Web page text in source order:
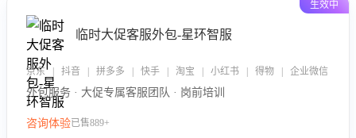
生效中
临时大促客服外包-星环智服
京东 | 抖音 | 拼多多 | 快手 | 淘宝 | 小红书 | 得物 | 企业微信
外包服务 · 大促专属客服团队 · 岗前培训
咨询体验已售889+